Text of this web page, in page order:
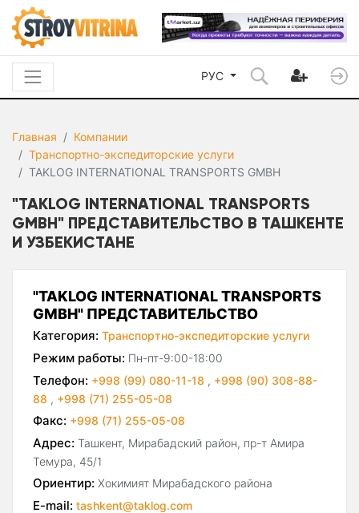
РУС
Главная
Компании
Транспортно-экспедиторские услуги
TAKLOG INTERNATIONAL TRANSPORTS GMBH
"TAKLOG INTERNATIONAL TRANSPORTS
GMBH" ПРЕДСТАВИТЕЛЬСТВО В ТАШКЕНТЕ
И УЗБЕКИСТАНЕ
"TAKLOG INTERNATIONAL TRANSPORTS
GMBH" ПРЕДСТАВИТЕЛЬСТВО
Категория: Транспортно-экспедиторские услуги
Режим работы: Пн-пт-9:00-18:00
Телефон: +998 (99) 080-11-18 , +998 (90) 308-88-
88 , +998 (71) 255-05-08
Факс: +998 (71) 255-05-08
Адрес: Ташкент, Мирабадский район, пр-т Амира
Темура, 45/1
Ориентир: Хокимият Мирабадского района
E-mail: tashkent@taklog.com